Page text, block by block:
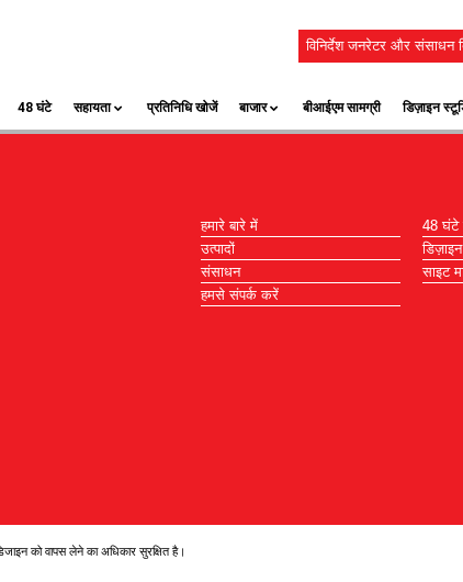
विनिर्देश जनरेटर और संसाधन
48 घंटे सहायता प्रतिनिधि खोजें बाजार बीआईएम सामग्री डिज़ाइन
हमारे बारे में
उत्पादों
संसाधन
हमसे संपर्क करें
48 घंटे
साइट
को वापस लेने का अधिकार सुरक्षित है।